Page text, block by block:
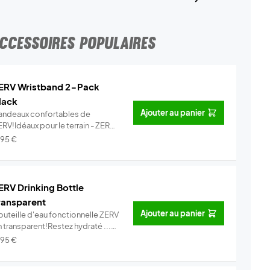
POPULAIRES
Wristband 2-Pack
confortables de
pour le terrain - ZERV
€
Ajouter au panier
Drinking Bottle
d'eau fonctionnelle ZERV
transparent!Restez hydraté ...
Info€
Ajouter au panier